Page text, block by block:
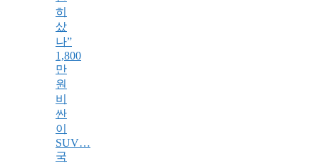
히
샀
나”
1,800
만
원
비
싼
이
SUV…
국